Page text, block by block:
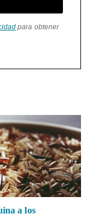
para obtener
a los